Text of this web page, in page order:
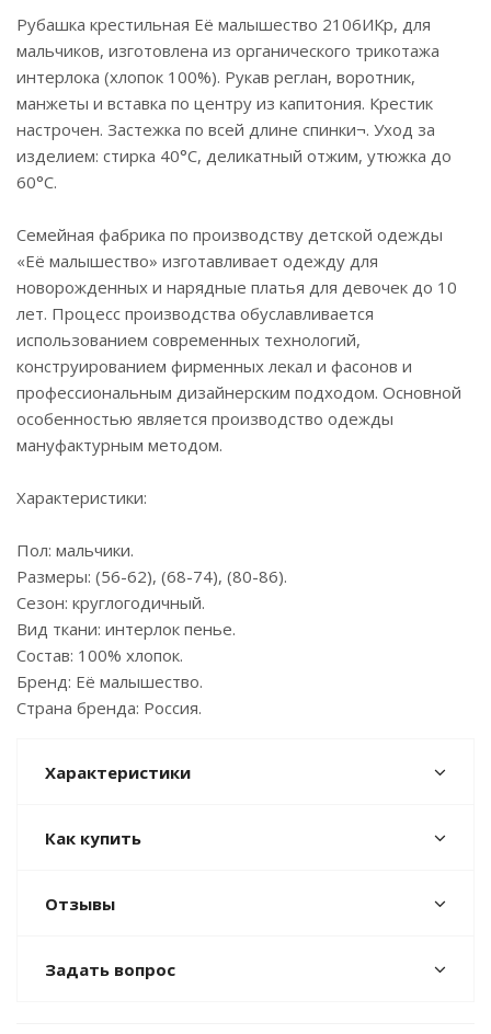
Рубашка крестильная Её малышество 2106ИКр, для
мальчиков, изготовлена из органического трикотажа
интерлока (хлопок 100%). Рукав реглан, воротник,
манжеты и вставка по центру из капитония. Крестик
настрочен. Застежка по всей длине спинки¬. Уход за
изделием: стирка 40°С, деликатный отжим, утюжка до
60°С.
Семейная фабрика по производству детской одежды
«Её малышество» изготавливает одежду для
новорожденных и нарядные платья для девочек до 10
лет. Процесс производства обуславливается
использованием современных технологий,
конструированием фирменных лекал и фасонов и
профессиональным дизайнерским подходом. Основной
особенностью является производство одежды
мануфактурным методом.
Характеристики:
Пол: мальчики.
Размеры: (56-62), (68-74), (80-86).
Сезон: круглогодичный.
Вид ткани: интерлок пенье.
Состав: 100% хлопок.
Бренд: Её малышество.
Страна бренда: Россия.
Характеристики
Как купить
Отзывы
Задать вопрос